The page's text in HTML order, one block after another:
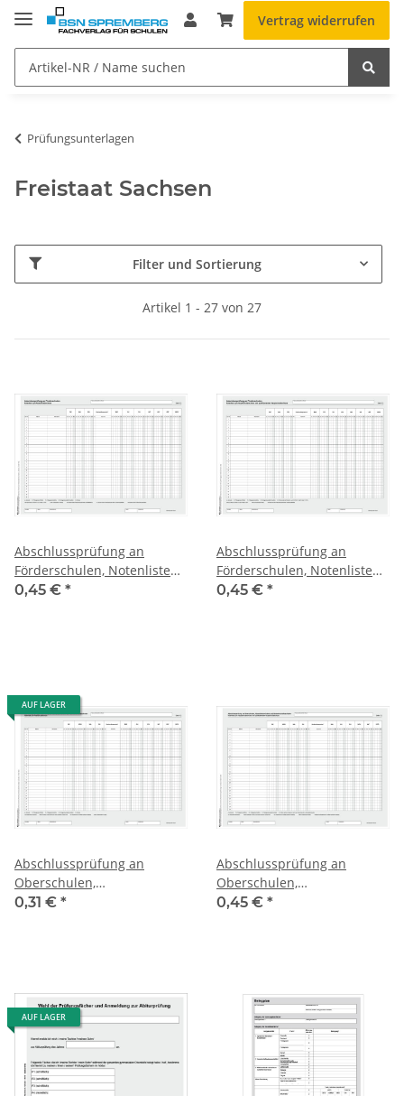
Vertrag widerrufen
Prüfungsunterlagen
Freistaat Sachsen
Filter und Sortierung
Artikel 1 - 27 von 27
Abschlussprüfung an
Förderschulen, Notenliste
zum Realschulabschluss
0,45 € *
Abschlussprüfung an
Förderschulen, Notenliste
zum HSA und qualif. HSA
0,45 € *
AUF LAGER
Abschlussprüfung an
Oberschulen,
Abendoberschulen und
0,31 € *
Abschlussprüfung an
Oberschulen,
Abendoberschulen und
0,45 € *
AUF LAGER